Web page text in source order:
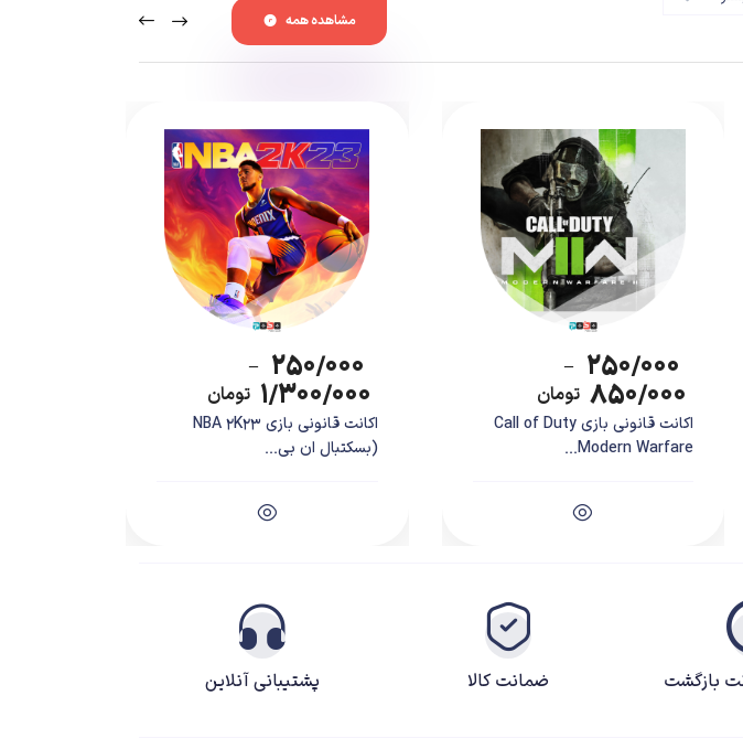
مشاهده همه
۲۵۰/۰۰۰ –
۸۵۰/۰۰۰ تومان
اکانت قانونی بازی Call of Duty
Modern Warfare...
۲۵۰/۰۰۰ –
۱/۳۰۰/۰۰۰ تومان
اکانت قانونی بازی NBA 2K23
(بسکتبال ان بی...
بازگشت ضمانت کالا پشتیبانی آنلاین